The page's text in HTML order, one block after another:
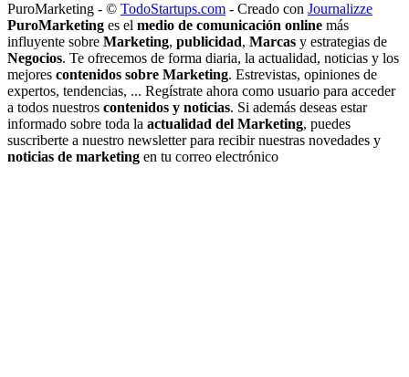
PuroMarketing - © TodoStartups.com - Creado con Journalizze
PuroMarketing es el medio de comunicación online más
influyente sobre Marketing, publicidad, Marcas y estrategias de
Negocios. Te ofrecemos de forma diaria, la actualidad, noticias y los
mejores contenidos sobre Marketing. Estrevistas, opiniones de
expertos, tendencias, ... Regístrate ahora como usuario para acceder
a todos nuestros contenidos y noticias. Si además deseas estar
informado sobre toda la actualidad del Marketing, puedes
suscriberte a nuestro newsletter para recibir nuestras novedades y
noticias de marketing en tu correo electrónico